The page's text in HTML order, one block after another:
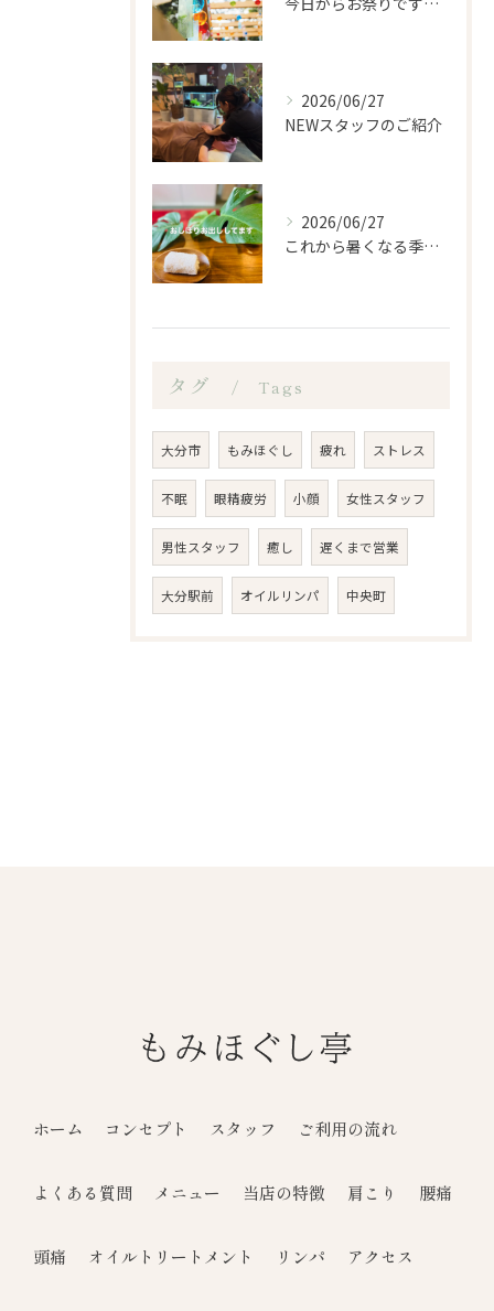
2026/06/27
NEWスタッフのご紹介
2026/06/27
これから暑くなる季節になるので、もみほぐし亭ではご来店のお客...
タグ Tags
大分市 もみほぐし 疲れ ストレス
不眠 眼精疲労 小顔 女性スタッフ
男性スタッフ 癒し 遅くまで営業
大分駅前 オイルリンパ 中央町
ホーム コンセプト スタッフ ご利用の流れ
よくある質問 メニュー 当店の特徴 肩こり 腰痛
頭痛 オイルトリートメント リンパ アクセス